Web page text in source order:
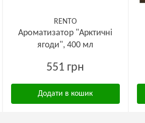
RENTO
Ароматизатор "Арктичні
ягоди", 400 мл
551 грн
Додати в кошик